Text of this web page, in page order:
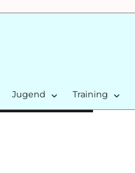
Jugend Training